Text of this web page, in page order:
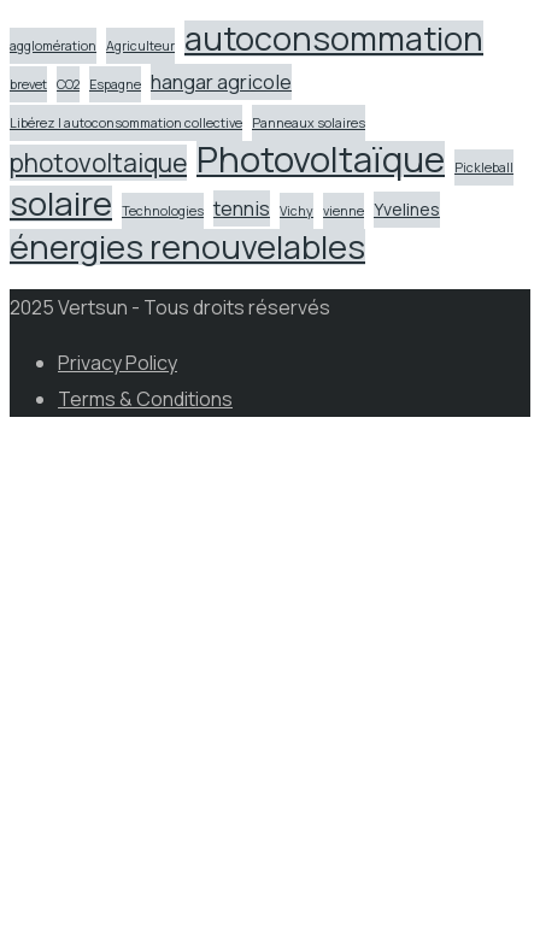
agglomération Agriculteur autoconsommation
brevet CO2 Espagne hangar agricole
Libérez l autoconsommation collective Panneaux solaires
photovoltaique Photovoltaïque Pickleball
solaire Technologies tennis Vichy vienne Yvelines
énergies renouvelables
2025 Vertsun - Tous droits réservés
Privacy Policy
Terms & Conditions